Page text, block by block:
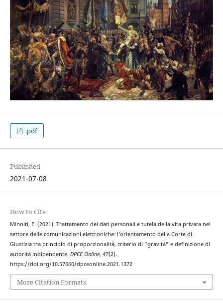
.pdf
Published
2021-07-08
How to Cite
Minniti, E. (2021). Trattamento dei dati personali e tutela della vita privata nel
settore delle comunicazioni elettroniche: l’orientamento della Corte di
Giustizia tra principio di proporzionalità, criterio di “gravità” e definizione di
autorità indipendente. DPCE Online, 47(2).
https://doi.org/10.57660/dpceonline.2021.1372
More Citation Formats